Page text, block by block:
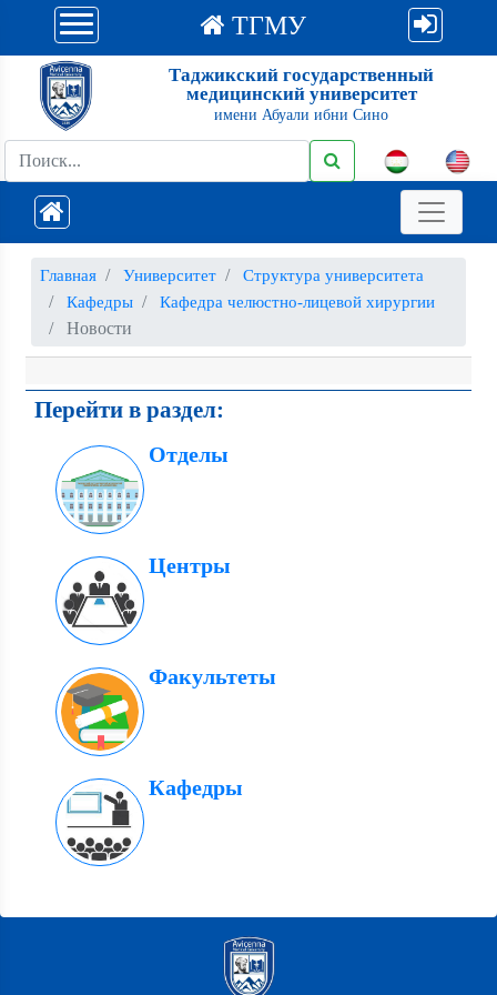
ТГМУ
Таджикский государственный
медицинский университет
имени Абуали ибни Сино
Главная Университет
Структура университета
Кафедры
Кафедра челюстно-лицевой хирургии
Новости
Перейти в раздел:
Отделы
Центры
Факультеты
Кафедры